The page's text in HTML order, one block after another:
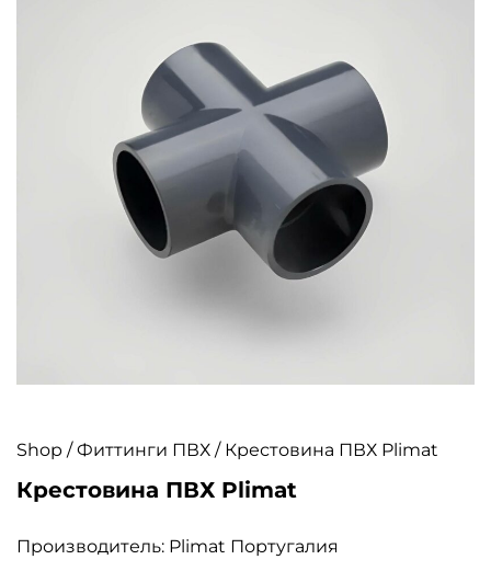
Shop /Фиттинги ПВХ / Крестовина ПВХ Plimat
Крестовина ПВХ Plimat
Производитель: Plimat Португалия